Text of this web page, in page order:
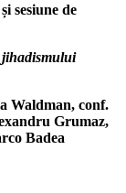
sesiune de
Waldman, conf.
Grumaz,
Badea